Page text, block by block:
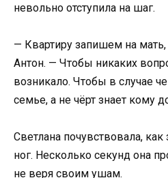
невольно отступила на шаг.
— Квартиру запишем на
Антон. — Чтобы никаких
возникало. Чтобы в случае
семье, а не чёрт знает кому
Светлана почувствовала,
ног. Несколько секунд она
не веря своим ушам.